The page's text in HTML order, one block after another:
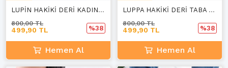
LUPİN HAKİKİ DERİ KADIN KAHVERENGİ TERLİK C-1
499,90 TL
800,00 TL
%38
Hemen Al
LUPPA HAKİKİ DERİ TABA KADIN TERLİK A-4
499,90 TL
800,00 TL
%38
Hemen Al